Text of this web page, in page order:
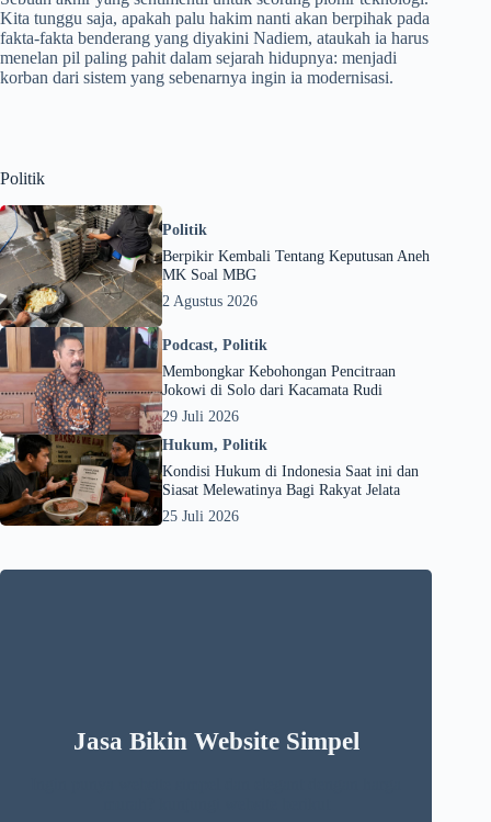
Kita tunggu saja, apakah palu hakim nanti akan berpihak pada
fakta-fakta benderang yang diyakini Nadiem, ataukah ia harus
menelan pil paling pahit dalam sejarah hidupnya: menjadi
korban dari sistem yang sebenarnya ingin ia modernisasi.
Politik
Politik
Berpikir Kembali Tentang Keputusan Aneh
MK Soal MBG
2 Agustus 2026
Podcast, Politik
Membongkar Kebohongan Pencitraan
Jokowi di Solo dari Kacamata Rudi
29 Juli 2026
Hukum, Politik
Kondisi Hukum di Indonesia Saat ini dan
Siasat Melewatinya Bagi Rakyat Jelata
25 Juli 2026
Jasa Bikin Website Simpel